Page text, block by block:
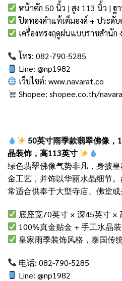
หน้าตัก 50 นิ้ว | สูง 113 นิ้ว | ฐ
ปิดทองคำแท้เต็มองค์ + ประดับ
เครื่องทรงฤดูฝนแบบราชสำนัก
โทร: 082-790-5285
Line: @np1982
เว็บไซต์:www.navarat.co
Shopee:shopee.co.th/
50英寸雨季款翡翠佛像，
晶装饰，高113英寸
绿色翡翠佛像气势非凡，身披
金工艺，并饰以华丽水晶细节
常适合供奉于大型寺庙、佛堂或
底座宽70英寸 × 深45英寸 ×
100%真金贴金 + 手工水晶
皇家雨季装饰风格，泰国传
电话: 082-790-5285
Line: @np1982